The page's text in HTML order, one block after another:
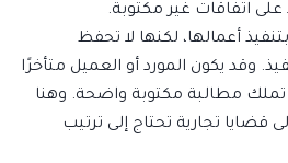
اتفاقات غير مكتوبة.
أعمالها، لكنها لا تحفظ
وقد يكون المورد أو العميل متأخرًا
تملك مطالبة مكتوبة واضحة. وهنا
قضايا تجارية تحتاج إلى ترتيب